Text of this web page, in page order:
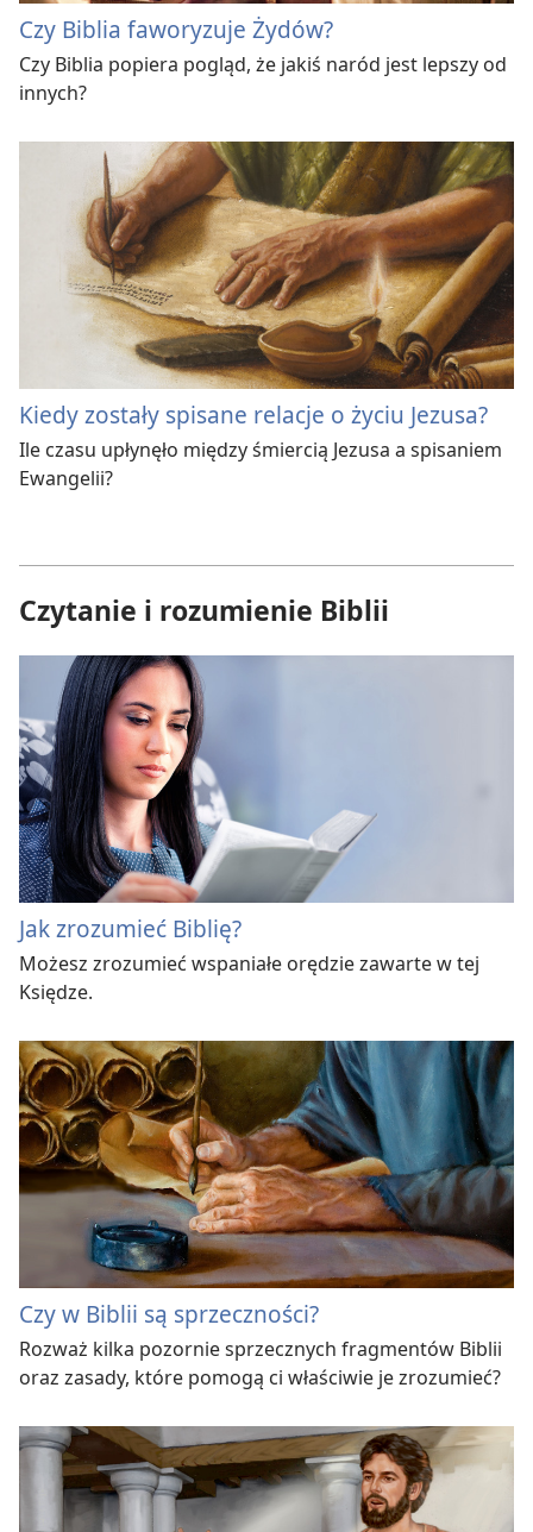
Czy Biblia faworyzuje Żydów?
Czy Biblia popiera pogląd, że jakiś naród jest lepszy od
innych?
Kiedy zostały spisane relacje o życiu Jezusa?
Ile czasu upłynęło między śmiercią Jezusa a spisaniem
Ewangelii?
Czytanie i rozumienie Biblii
Jak zrozumieć Biblię?
Możesz zrozumieć wspaniałe orędzie zawarte w tej
Księdze.
Czy w Biblii są sprzeczności?
Rozważ kilka pozornie sprzecznych fragmentów Biblii
oraz zasady, które pomogą ci właściwie je zrozumieć?